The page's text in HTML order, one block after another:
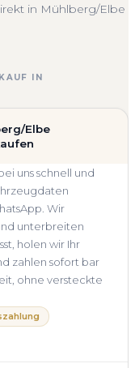
in Mühlberg/Elbe
IN
Elbe
uns schnell und
Wir
unterbreiten
holen wir Ihr
zahlen sofort bar
ohne versteckte